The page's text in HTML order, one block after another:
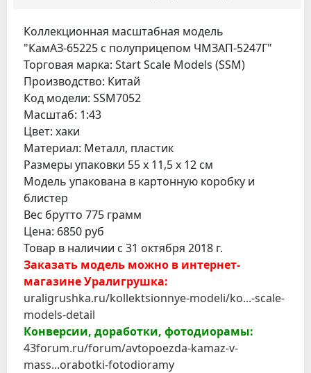
Коллекционная масштабная модель
"КамАЗ-65225 с полуприцепом ЧМЗАП-5247Г"
Торговая марка: Start Scale Models (SSM)
Производство: Китай
Код модели: SSM7052
Масштаб: 1:43
Цвет: хаки
Материал: Металл, пластик
Размеры упаковки 55 х 11,5 х 12 см
Модель упакована в картонную коробку и
блистер
Вес брутто 775 грамм
Цена: 6850 руб
Товар в наличии с 31 октября 2018 г.
Заказать модель можно в интернет-
магазине Уралигрушка:
uraligrushka.ru/kollektsionnye-modeli/ko...-scale-
models-detail
Конверсии, доработки, фотодиорамы:
43forum.ru/forum/avtopoezda-kamaz-v-
mass...orabotki-fotodioramy